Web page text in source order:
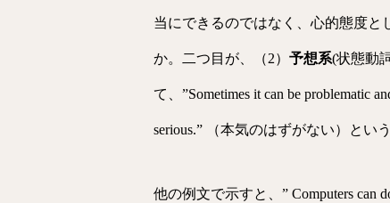
当にできるのではなく、心的態度と
か。二つ目が、（2） 予想系(状態動
て、”Sometimes it can be problematic
serious.” （本気のはずがない）とい
他の例文で示すと、” Computers can